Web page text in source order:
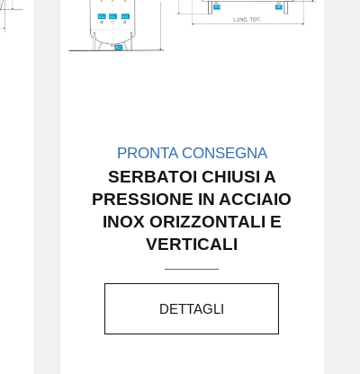
PRONTA CONSEGNA
SERBATOI CHIUSI A
PRESSIONE IN ACCIAIO
INOX ORIZZONTALI E
VERTICALI
DETTAGLI